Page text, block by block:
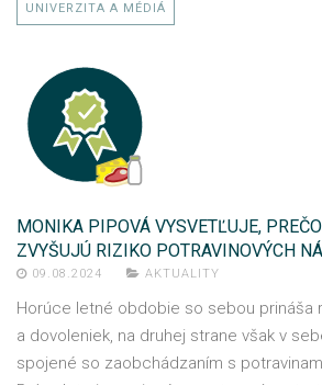
UNIVERZITA A MÉDIÁ
MONIKA PIPOVÁ VYSVETĽUJE,
ZVYŠUJÚ RIZIKO POTRAVINOVÝCH
09.08.2024 AKTUALITY
Horúce letné obdobie so sebou prináša
a dovoleniek, na druhej strane však v
spojené so zaobchádzaním s